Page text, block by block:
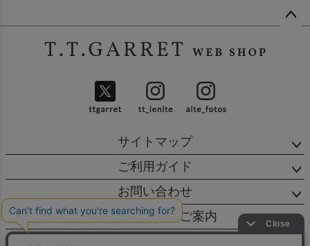
サイトマップ
ご利用ガイド
お問い合わせ
店舗・営業日のご案内